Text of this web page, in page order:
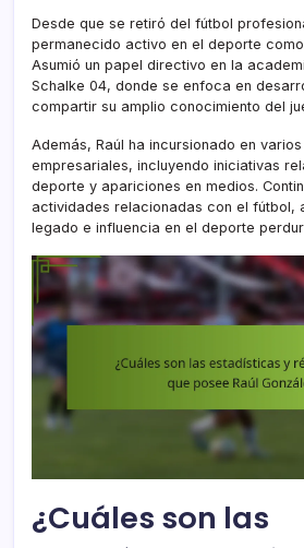
Desde que se retiró del fútbol
permanecido activo en el deporte
Asumió un papel directivo en la
Schalke 04, donde se enfoca en
compartir su amplio conocimiento del
Además, Raúl ha incursionado en
empresariales, incluyendo iniciativas
deporte y apariciones en medios.
actividades relacionadas con el fútbol,
legado e influencia en el deporte
¿Cuáles son las